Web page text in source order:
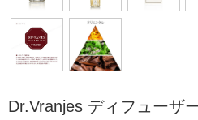
Dr.Vranjes ディフューザ